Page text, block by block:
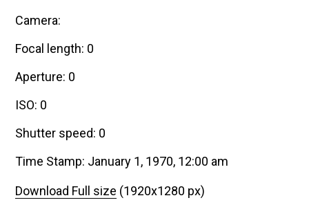
Camera:
Focal length: 0
Aperture: 0
ISO: 0
Shutter speed: 0
Time Stamp: January 1, 1970, 12:00 am
Download Full size (1920x1280 px)